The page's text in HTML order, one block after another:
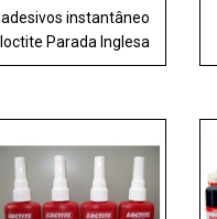
adesivos instantâneo
loctite Parada Inglesa